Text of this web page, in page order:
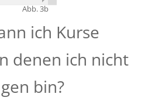
Abb. 3b
ich Kurse
denen ich nicht
bin?